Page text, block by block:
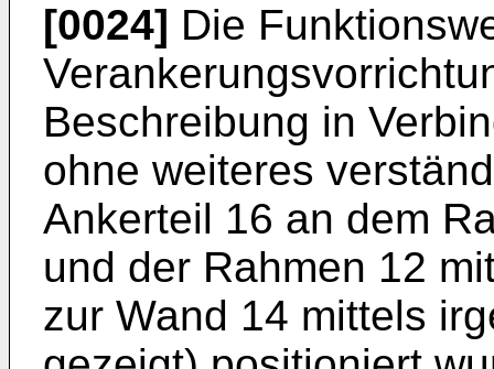
[0024] Die
Beschreibung in
ohne weiteres
Ankerteil 16 an dem
und der Rahmen 12
zur Wand 14 mittels